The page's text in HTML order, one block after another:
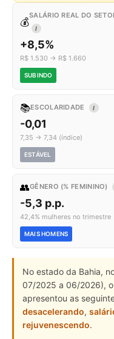
💰
SALÁRIO REAL DO
I
+8,5%
R$ 1.530 → R$ 1.660
SUBINDO
📚ESCOLARIDADE I
-0,01
7,35 → 7,34 (índice)
ESTÁVEL
👥GÊNERO (% FEMININO)
-5,3 p.p.
42,4% mulheres no trimestre
MAIS HOMENS
No estado da Bahia,
07/2025 a 06/2026),
apresentou as
desacelerando,
rejuvenescendo.